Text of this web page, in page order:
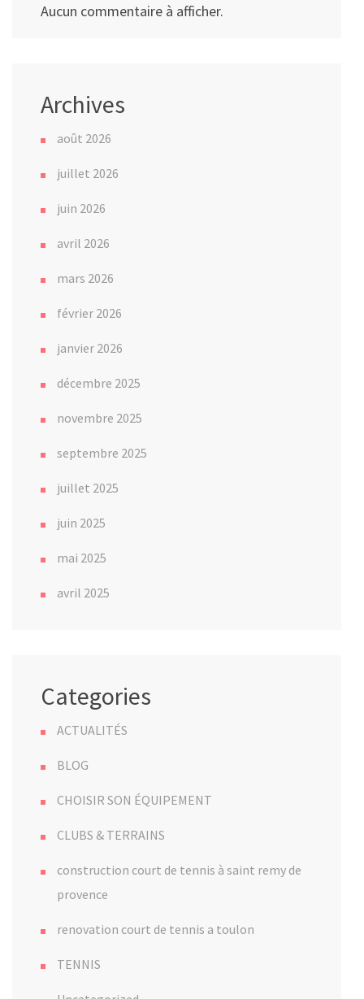
Aucun commentaire à afficher.
Archives
août 2026
juillet 2026
juin 2026
avril 2026
mars 2026
février 2026
janvier 2026
décembre 2025
novembre 2025
septembre 2025
juillet 2025
juin 2025
mai 2025
avril 2025
Categories
ACTUALITÉS
BLOG
CHOISIR SON ÉQUIPEMENT
CLUBS & TERRAINS
construction court de tennis à saint remy de
provence
renovation court de tennis a toulon
TENNIS